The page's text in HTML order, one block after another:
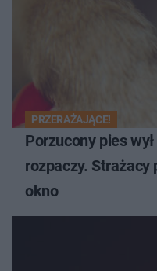
PRZERAŻAJĄCE!
Porzucony pies
rozpaczy. Strażacy
okno